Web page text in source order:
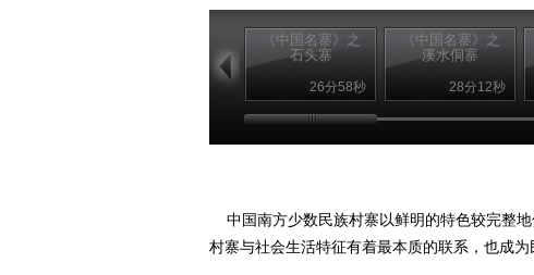
《中国名寨》之
石头寨
26分58秒
《中国名寨》之
溪水侗寨
28分12秒
中国南方少数民族村寨以鲜明的特色较完整
村寨与社会生活特征有着最本质的联系，也成为